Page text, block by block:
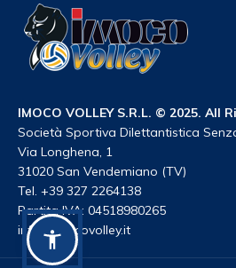
IMOCO VOLLEY S.R.L. © 2025. All
Società Sportiva Dilettantistica
Via Longhena, 1
31020 San Vendemiano (TV)
Tel. +39 327 2264138
Partita IVA: 04518980265
info@imocovolley.it